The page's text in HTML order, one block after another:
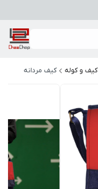
کیف و کوله کیف مردانه